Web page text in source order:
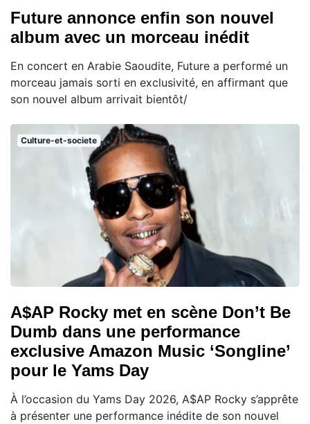
Future annonce enfin son nouvel
album avec un morceau inédit
En concert en Arabie Saoudite, Future a performé un
morceau jamais sorti en exclusivité, en affirmant que
son nouvel album arrivait bientôt/
Culture-et-societe
A$AP Rocky met en scène Don’t Be
Dumb dans une performance
exclusive Amazon Music ‘Songline’
pour le Yams Day
À l’occasion du Yams Day 2026, A$AP Rocky s’apprête
à présenter une performance inédite de son nouvel